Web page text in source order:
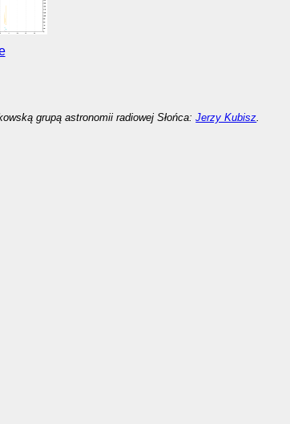
grupą astronomii radiowej Słońca:Jerzy Kubisz.